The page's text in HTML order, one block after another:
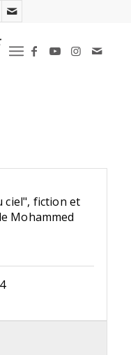
ciel", fiction et
Mohammed